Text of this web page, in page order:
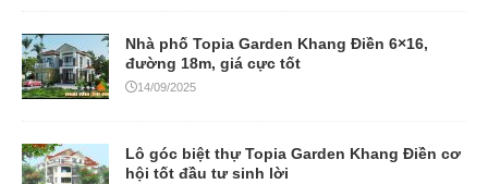
Nhà phố Topia Garden Khang Điền 6×16,
đường 18m, giá cực tốt
14/09/2025
Lô góc biệt thự Topia Garden Khang Điền cơ
hội tốt đầu tư sinh lời